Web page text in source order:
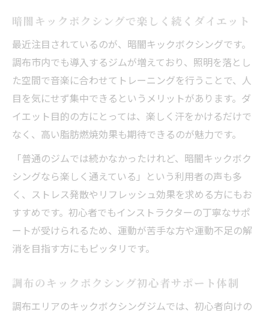
暗闇キックボクシングで楽しく続くダイエット
最近注目されているのが、暗闇キックボクシングです。
調布市内でも導入するジムが増えており、照明を落とし
た空間で音楽に合わせてトレーニングを行うことで、人
目を気にせず集中できるというメリットがあります。ダ
イエット目的の方にとっては、楽しく汗をかけるだけで
なく、高い脂肪燃焼効果も期待できるのが魅力です。
「普通のジムでは続かなかったけれど、暗闇キックボク
シングなら楽しく通えている」という利用者の声も多
く、ストレス発散やリフレッシュ効果を求める方にもお
すすめです。初心者でもインストラクターの丁寧なサポ
ートが受けられるため、運動が苦手な方や運動不足の解
消を目指す方にもピッタリです。
調布のキックボクシング初心者サポート体制
調布エリアのキックボクシングジムでは、初心者向けの